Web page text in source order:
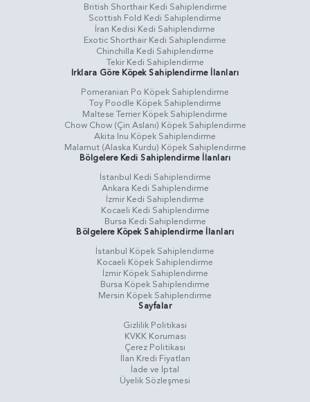
British Shorthair Kedi Sahiplendirme
Scottish Fold Kedi Sahiplendirme
İran Kedisi Kedi Sahiplendirme
Exotic Shorthair Kedi Sahiplendirme
Chinchilla Kedi Sahiplendirme
Tekir Kedi Sahiplendirme
Irklara Göre Köpek Sahiplendirme İlanları
Pomeranian Po Köpek Sahiplendirme
Toy Poodle Köpek Sahiplendirme
Maltese Terrier Köpek Sahiplendirme
Chow Chow (Çin Aslanı) Köpek Sahiplendirme
Akita Inu Köpek Sahiplendirme
Malamut (Alaska Kurdu) Köpek Sahiplendirme
Bölgelere Kedi Sahiplendirme İlanları
İstanbul Kedi Sahiplendirme
Ankara Kedi Sahiplendirme
İzmir Kedi Sahiplendirme
Kocaeli Kedi Sahiplendirme
Bursa Kedi Sahiplendirme
Bölgelere Köpek Sahiplendirme İlanları
İstanbul Köpek Sahiplendirme
Kocaeli Köpek Sahiplendirme
İzmir Köpek Sahiplendirme
Bursa Köpek Sahiplendirme
Mersin Köpek Sahiplendirme
Sayfalar
Gizlilik Politikasi
KVKK Koruması
Çerez Politikası
İlan Kredi Fiyatları
İade ve İptal
Üyelik Sözleşmesi